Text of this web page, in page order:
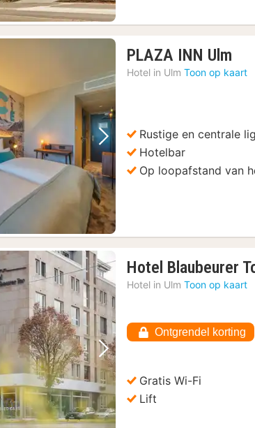
Volgende foto
PLAZA INN Ulm
Hotel in Ulm Toon op kaart
Rustige en centrale
Hotelbar
Op loopafstand van
Volgende foto
Hotel Blaubeurer
Hotel in Ulm Toon op kaart
Ontgrendel korting
Gratis Wi-Fi
Lift